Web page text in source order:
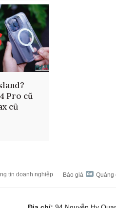
Pro cũ
cũ
tin doanh nghiệp Báo giá Quảng